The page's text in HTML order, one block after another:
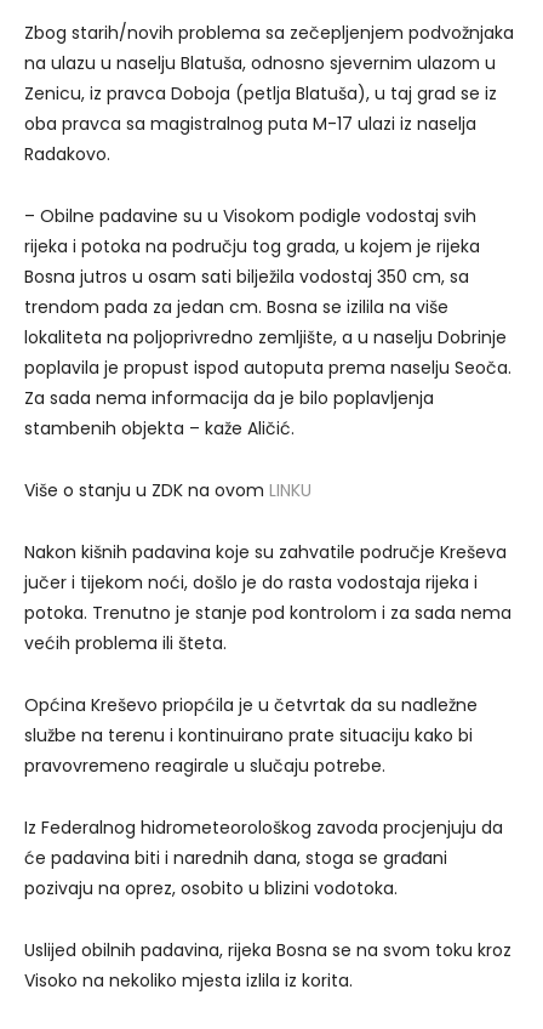
Zbog starih/novih problema sa zečepljenjem podvožnjaka
na ulazu u naselju Blatuša, odnosno sjevernim ulazom u
Zenicu, iz pravca Doboja (petlja Blatuša), u taj grad se iz
oba pravca sa magistralnog puta M-17 ulazi iz naselja
Radakovo.
– Obilne padavine su u Visokom podigle vodostaj svih
rijeka i potoka na području tog grada, u kojem je rijeka
Bosna jutros u osam sati bilježila vodostaj 350 cm, sa
trendom pada za jedan cm. Bosna se izilila na više
lokaliteta na poljoprivredno zemljište, a u naselju Dobrinje
poplavila je propust ispod autoputa prema naselju Seoča.
Za sada nema informacija da je bilo poplavljenja
stambenih objekta – kaže Aličić.
Više o stanju u ZDK na ovom LINKU
Nakon kišnih padavina koje su zahvatile područje Kreševa
jučer i tijekom noći, došlo je do rasta vodostaja rijeka i
potoka. Trenutno je stanje pod kontrolom i za sada nema
većih problema ili šteta.
Općina Kreševo priopćila je u četvrtak da su nadležne
službe na terenu i kontinuirano prate situaciju kako bi
pravovremeno reagirale u slučaju potrebe.
Iz Federalnog hidrometeorološkog zavoda procjenjuju da
će padavina biti i narednih dana, stoga se građani
pozivaju na oprez, osobito u blizini vodotoka.
Uslijed obilnih padavina, rijeka Bosna se na svom toku kroz
Visoko na nekoliko mjesta izlila iz korita.